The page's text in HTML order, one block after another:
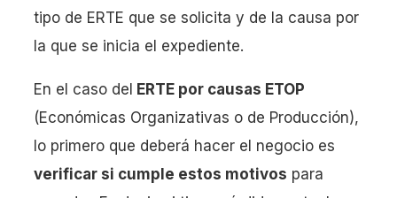
tipo de ERTE que se solicita y de la causa por
la que se inicia el expediente.
En el caso del ERTE por causas ETOP
(Económicas Organizativas o de Producción),
lo primero que deberá hacer el negocio es
verificar si cumple estos motivos para